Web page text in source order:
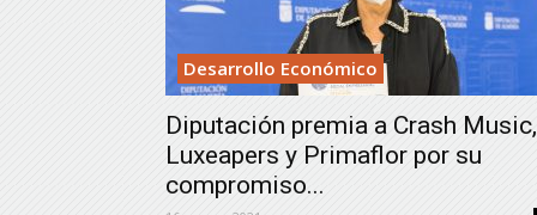
Desarrollo Económico
Diputación premia a Crash Music,
Luxeapers y Primaflor por su
compromiso...